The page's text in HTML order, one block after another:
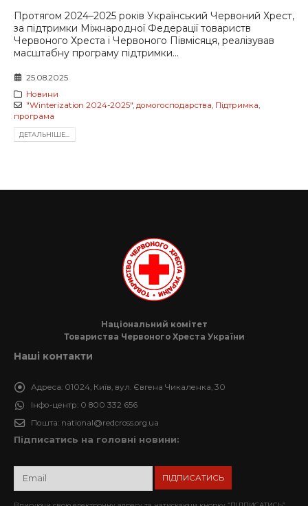
Протягом 2024–2025 років Український Червоний Хрест,
за підтримки Міжнародної Федерації товариств
Червоного Хреста і Червоного Півмісяця, реалізував
масштабну програму підтримки...
25.08.2025
Новини
"Winterization 2024-2025", домогосподарства Підтримка
програма
ДЕТАЛЬНIШЕ...
Національний комітет
Товариства Червоного Хреста України
Наші контакти
Адреса: 01024, Київ, вул. Євгена Чикаленка, 30
Інфо-центр: 0 800 332 656
Пошта: national@redcross.org.ua
Підписатись на головні новини: